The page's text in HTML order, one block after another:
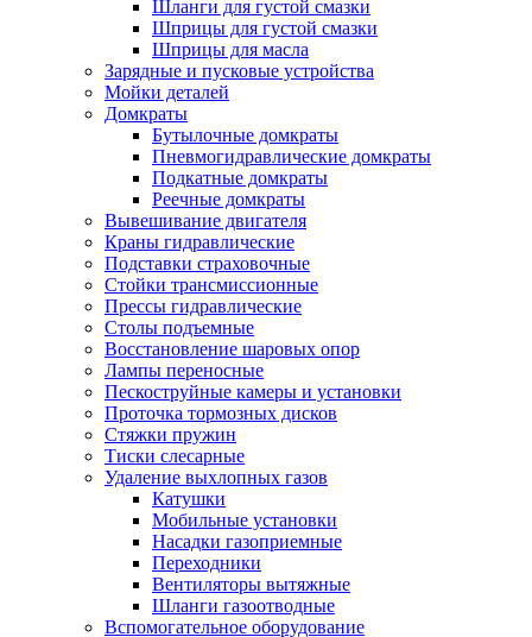
Шланги для густой смазки
Шприцы для густой смазки
Шприцы для масла
Зарядные и пусковые устройства
Мойки деталей
Домкраты
Бутылочные домкраты
Пневмогидравлические домкраты
Подкатные домкраты
Реечные домкраты
Вывешивание двигателя
Краны гидравлические
Подставки страховочные
Стойки трансмиссионные
Прессы гидравлические
Столы подъемные
Восстановление шаровых опор
Лампы переносные
Пескоструйные камеры и установки
Проточка тормозных дисков
Стяжки пружин
Тиски слесарные
Удаление выхлопных газов
Катушки
Мобильные установки
Насадки газоприемные
Переходники
Вентиляторы вытяжные
Шланги газоотводные
Вспомогательное оборудование